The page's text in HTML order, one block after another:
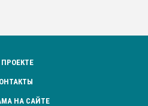
ПРОЕКТЕ
НА САЙТЕ